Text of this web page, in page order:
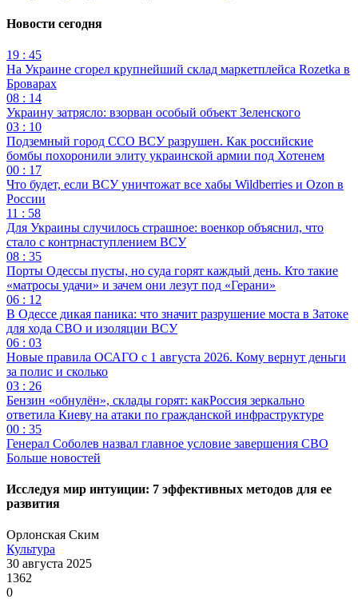
Новости сегодня
19 : 45
На Украине сгорел крупнейший склад маркетплейса Rozetka в
Броварах
08 : 14
Украину затрясло: взорван особый объект Зеленского
03 : 10
Подземный город ССО ВСУ разрушен. Как российские
бомбы похоронили элиту украинской армии под Хотенем
00 : 17
Что будет, если ВСУ уничтожат все хабы Wildberries и Ozon в
России
11 : 58
Для Украины случилось страшное: военкор объяснил, что
стало с контрнаступлением ВСУ
08 : 35
Порты Одессы пусты, но суда горят каждый день. Кто такие
«матросы удачи» и зачем они лезут под «Герани»
06 : 12
В Одессе дикая паника: что значит разрушение моста в Затоке
для хода СВО и изоляции ВСУ
06 : 03
Новые правила ОСАГО с 1 августа 2026. Кому вернут деньги
за полис и сколько
03 : 26
Бензин «обнулён», склады горят: какРоссия зеркально
ответила Киеву на атаки по гражданской инфраструктуре
00 : 35
Генерал Соболев назвал главное условие завершения СВО
Больше новостей
Исследуя мир интуиции: 7 эффективных методов для ее
развития
Орлонская Ским
Культура
30 августа 2025
1362
0